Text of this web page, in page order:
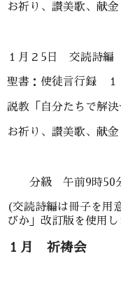
お祈り、讃美歌、献
１月２5日 交読詩編
聖書：使徒言行録 １
説教「自分たちで解決
お祈り、讃美歌、献
分級 午前9時50分
(交読詩編は冊子を用
びか」改訂版を使用
１月 祈祷会